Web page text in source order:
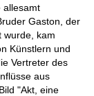
allesamt
Gaston, der
wurde, kam
Künstlern und
Vertreter des
aus
"Akt, eine